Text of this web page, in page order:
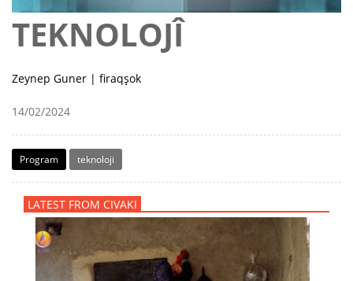
TEKNOLOJÎ
Zeynep Guner | firaqşok
14/02/2024
Program teknoloji
LATEST FROM CIVAKI